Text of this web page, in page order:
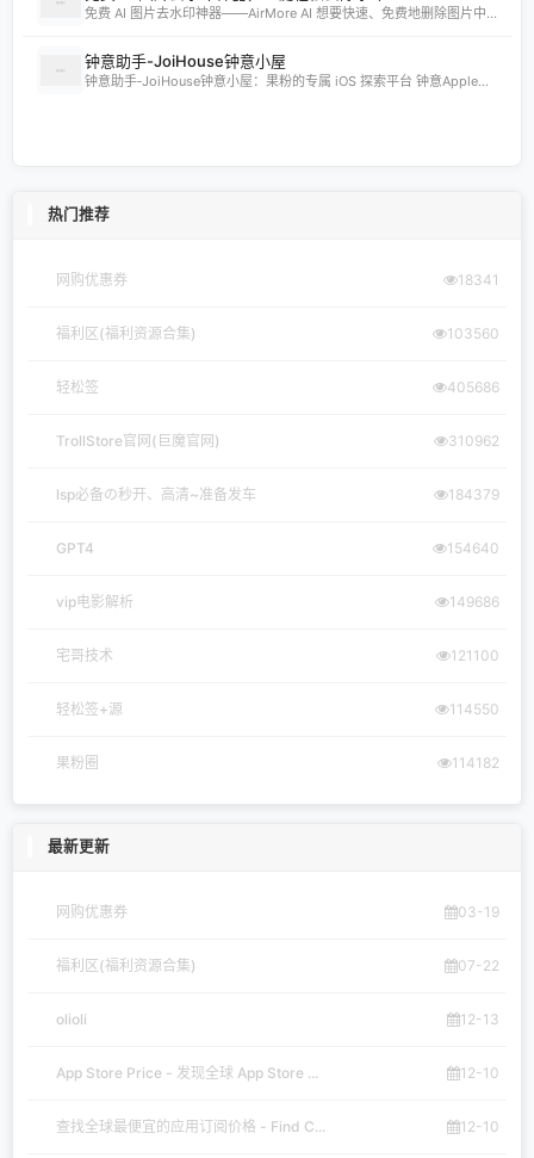
免费 AI 图片去水印神器——AirMore AI 想要快速、免费地删除图片中的文字、logo或水印？AirMore AI 提供的免费在线图片去水印工具，无需登录注册，只需一键上传，数秒即可生成高清无水印图片。 核心优势 免费且无需注册，使用门槛为零。 AI 自动识别并清理图片中的水印、文字或徽标。 一键轻松去除水印，
钟意助手-JoiHouse钟意小屋
钟意助手‑JoiHouse钟意小屋：果粉的专属 iOS 探索平台 钟意Apple助手（JoiHouse钟意小屋）致力于为 iPhone、iPad 用户提供最新、最全的 iOS 资源与实用技巧。这里汇聚了巨魔商店TrollStore、系统定制、越狱JailBreak等热门内容，让每一位果粉都能轻松玩转 iOS 的无限可能
热门推荐
网购优惠券 18341
福利区(福利资源合集) 103560
轻松签 405686
TrollStore官网(巨魔官网) 310962
lsp必备の秒开、高清~准备发车 184379
GPT4 154640
vip电影解析 149686
宅哥技术 121100
轻松签+源 114550
果粉圈 114182
最新更新
网购优惠券 03-19
福利区(福利资源合集) 07-22
olioli 12-13
App Store Price - 发现全球 App Store ... 12-10
查找全球最便宜的应用订阅价格 - Find C... 12-10